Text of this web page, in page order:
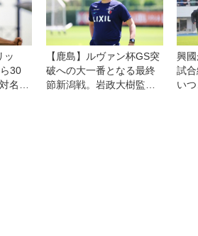
ッ
30
名古
【鹿島】ルヴァン杯GS突
破への大一番となる最終
節新潟戦。岩政大樹監督
興
試
い